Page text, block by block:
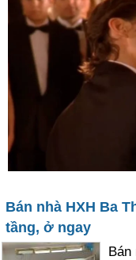
Bán nhà HXH Ba
tầng, ở ngay
Bán